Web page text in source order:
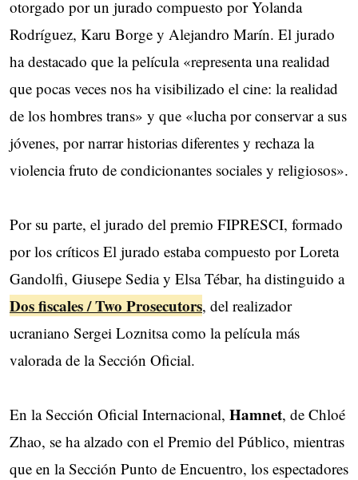
otorgado por un jurado compuesto por Yolanda
Rodríguez, Karu Borge y Alejandro Marín. El jurado
ha destacado que la película «representa una realidad
que pocas veces nos ha visibilizado el cine: la realidad
de los hombres trans» y que «lucha por conservar a sus
jóvenes, por narrar historias diferentes y rechaza la
violencia fruto de condicionantes sociales y religiosos».
Por su parte, el jurado del premio FIPRESCI, formado
por los críticos El jurado estaba compuesto por Loreta
Gandolfi, Giusepe Sedia y Elsa Tébar, ha distinguido a
Dos fiscales / Two Prosecutors, del realizador
ucraniano Sergei Loznitsa como la película más
valorada de la Sección Oficial.
En la Sección Oficial Internacional, Hamnet, de Chloé
Zhao, se ha alzado con el Premio del Público, mientras
que en la Sección Punto de Encuentro, los espectadores